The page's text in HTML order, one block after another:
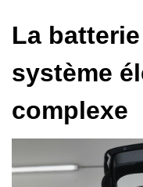
La
système
complexe